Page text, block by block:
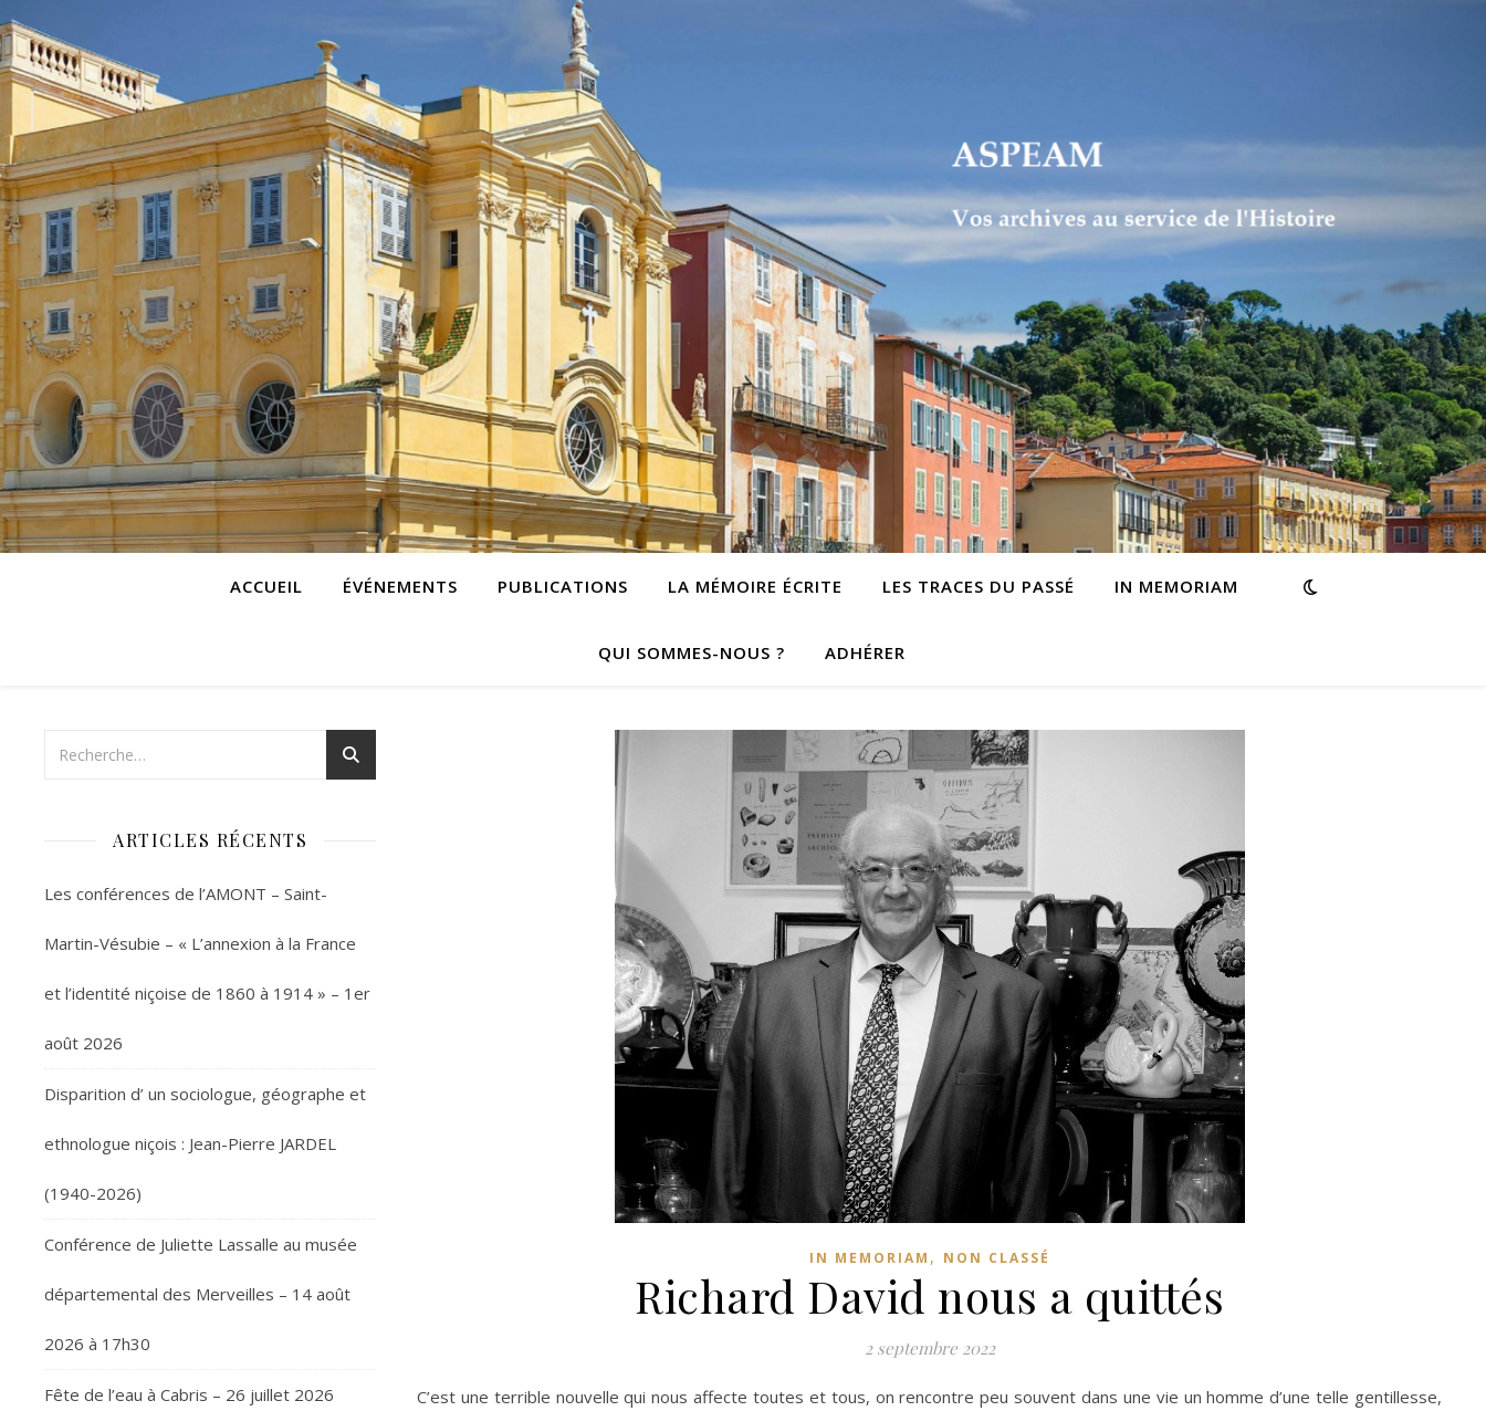
ACCUEIL ÉVÉNEMENTS PUBLICATIONS LA MÉMOIRE ÉCRITE LES TRACES DU PASSÉ IN MEMORIAM
QUI SOMMES-NOUS ? ADHÉRER
ARTICLES RÉCENTS
Les conférences de l’AMONT – Saint-
Martin-Vésubie – « L’annexion à la France
et l’identité niçoise de 1860 à 1914 » – 1er
août 2026
Disparition d’ un sociologue, géographe et
ethnologue niçois : Jean-Pierre JARDEL
(1940-2026)
Conférence de Juliette Lassalle au musée
départemental des Merveilles – 14 août
2026 à 17h30
Fête de l’eau à Cabris – 26 juillet 2026
IN MEMORIAM , NON CLASSÉ
Richard David nous a quittés
2 septembre 2022
C’est une terrible nouvelle qui nous affecte toutes et tous, on rencontre peu souvent dans une vie un homme d’une telle gentillesse,